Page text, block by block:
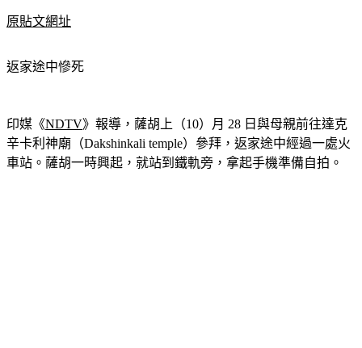
印媒《 NDTV》報導，薩胡上（10）月 28 日與母親前往達克
辛卡利神廟（Dakshinkali temple）參拜，返家途中經過一處火